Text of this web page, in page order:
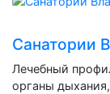
Санатории
Лечебный
органы